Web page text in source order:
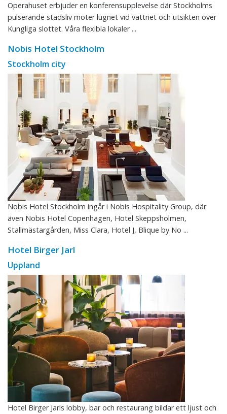
Operahuset erbjuder en konferensupplevelse där Stockholms
pulserande stadsliv möter lugnet vid vattnet och utsikten över
Kungliga slottet. Våra flexibla lokaler ...
Nobis Hotel Stockholm
Stockholm city
Nobis Hotel Stockholm ingår i Nobis Hospitality Group, där
även Nobis Hotel Copenhagen, Hotel Skeppsholmen,
Stallmästargården, Miss Clara, Hotel J, Blique by No ...
Hotel Birger Jarl
Uppland
Hotel Birger Jarls lobby, bar och restaurang bildar ett ljust och